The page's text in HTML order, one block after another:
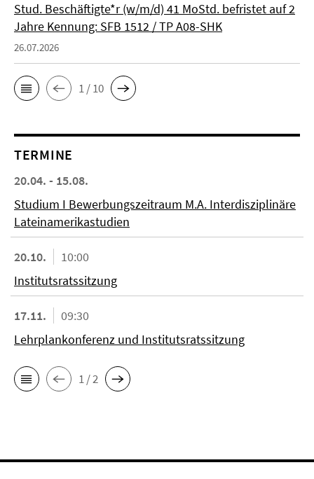
Stud. Beschäftigte*r (w/m/d) 41 MoStd. befristet auf 2
Jahre Kennung: SFB 1512 / TP A08-SHK
26.07.2026
1 / 10
TERMINE
20.04. - 15.08.
Studium I Bewerbungszeitraum M.A. Interdisziplinäre
Lateinamerikastudien
20.10.
10:00
Institutsratssitzung
17.11.
09:30
Lehrplankonferenz und Institutsratssitzung
1 / 2